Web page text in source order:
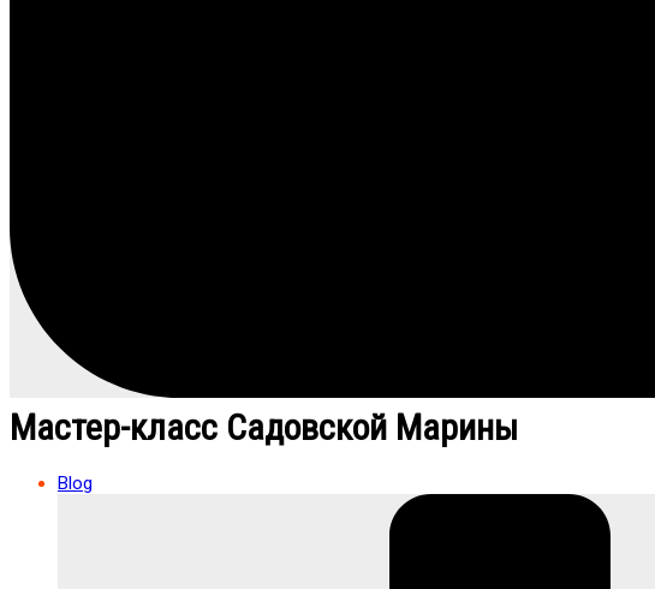
Мастер-класс Садовской Марины
Blog